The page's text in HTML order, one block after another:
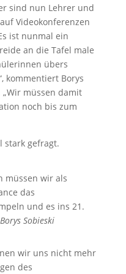
sind nun Lehrer und
Videokonferenzen
ist nunmal ein
an die Tafel male
übers
kommentiert Borys
„Wir müssen damit
noch bis zum
stark gefragt.
müssen wir als
das
und es ins 21.
Borys Sobieski
wir uns nicht mehr
des